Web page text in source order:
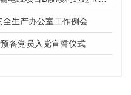
生产办公室工作例会
备党员入党宣誓仪式